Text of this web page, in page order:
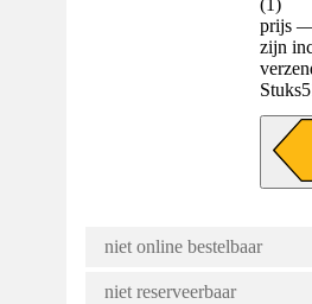
(1)
prijs
zijn
Stuks
niet online bestelbaar
niet reserveerbaar